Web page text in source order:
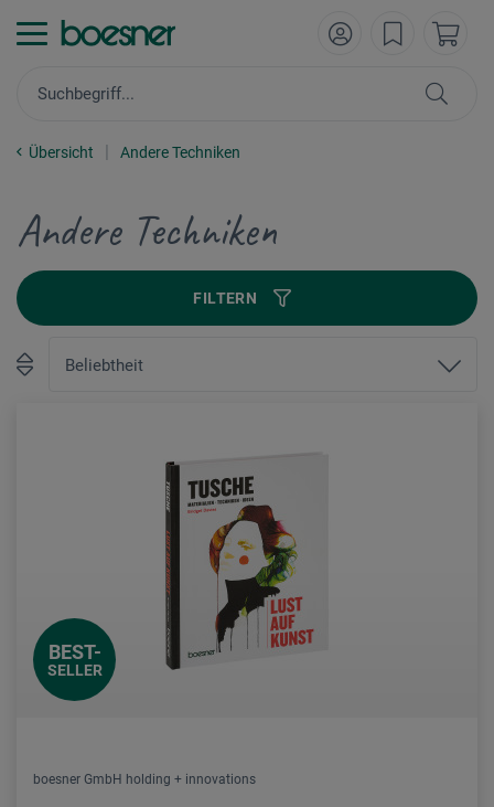
Übersicht Andere Techniken
Andere Techniken
FILTERN
BEST-
SELLER
boesner GmbH holding + innovations